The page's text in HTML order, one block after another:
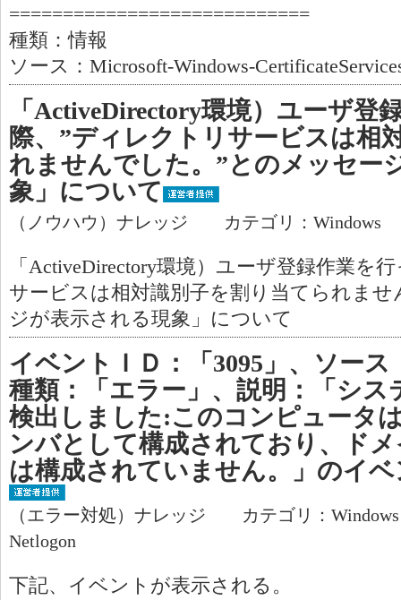
============================
種類：情報
ソース：Microsoft-Windows-
「ActiveDirectory環境）ユーザ登
際、”ディレクトリサービスは相
れませんでした。”とのメッセー
象」について
（ノウハウ）ナレッジ カテゴリ：Windows
「ActiveDirectory環境）ユーザ登録作業を
サービスは相対識別子を割り当てられま
ジが表示される現象」について
イベントＩＤ：「3095」、ソー
種類：「エラー」、説明：「シ
検出しました:このコンピュータ
ンバとして構成されており、ド
は構成されていません。」のイ
（エラー対処）ナレッジ カテゴリ：
Netlogon
下記、イベントが表示される。